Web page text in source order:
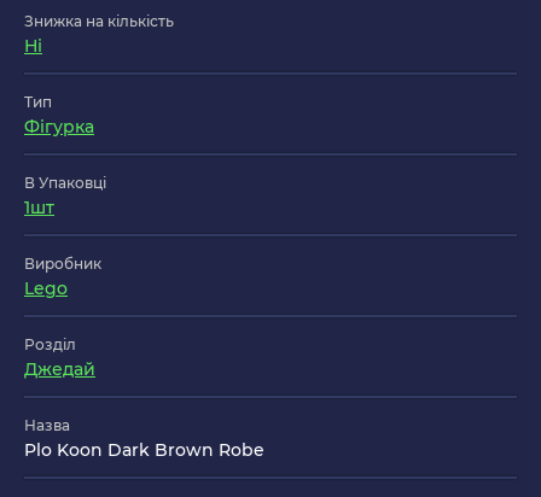
Знижка на кількість
Ні
Тип
Фігурка
В Упаковці
1шт
Виробник
Lego
Розділ
Джедай
Назва
Plo Koon Dark Brown Robe